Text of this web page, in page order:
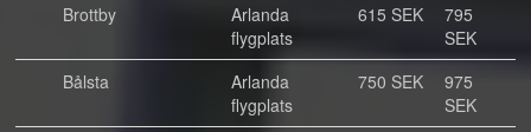
Brottby
Arlanda
flygplats
615 SEK
795
SEK
Bålsta
Arlanda
flygplats
750 SEK
975
SEK